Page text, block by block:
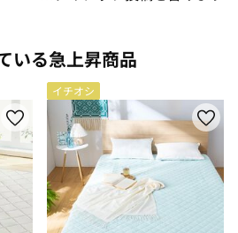
いる急上昇商品
イチオシ